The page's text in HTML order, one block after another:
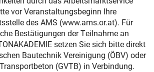
vor Veranstaltungsbeginn Ihre
des AMS (www.ams.or.at). Für
Bestätigungen der Teilnahme an
setzen Sie sich bitte direkt
Bautechnik Vereinigung (ÖBV) oder
(GVTB) in Verbindung.